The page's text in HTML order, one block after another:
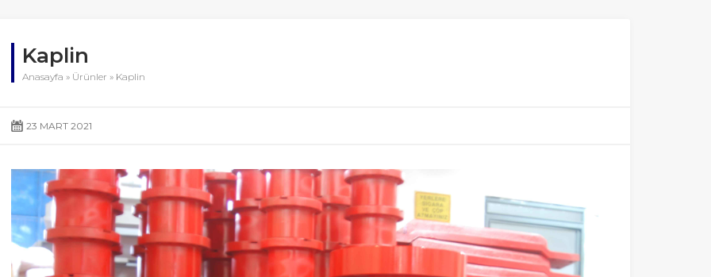
Kaplin
Anasayfa » Ürünler » Kaplin
23 MART 2021